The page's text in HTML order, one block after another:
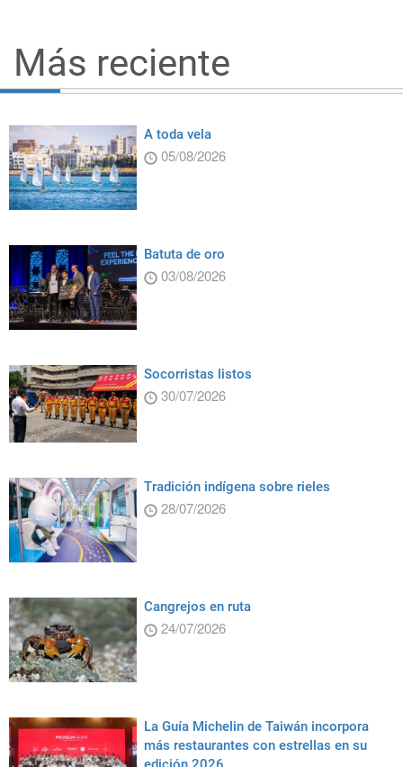
Más reciente
A toda vela
05/08/2026
Batuta de oro
03/08/2026
Socorristas listos
30/07/2026
Tradición indígena sobre rieles
28/07/2026
Cangrejos en ruta
24/07/2026
La Guía Michelin de Taiwán incorpora
más restaurantes con estrellas en su